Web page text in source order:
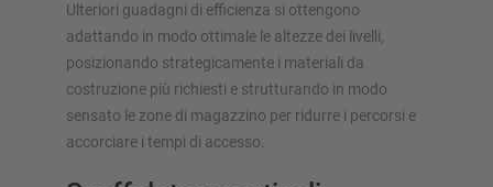
Ulteriori guadagni di efficienza si ottengono
adattando in modo ottimale le altezze dei livelli,
posizionando strategicamente i materiali da
costruzione più richiesti e strutturando in modo
sensato le zone di magazzino per ridurre i percorsi e
accorciare i tempi di accesso.